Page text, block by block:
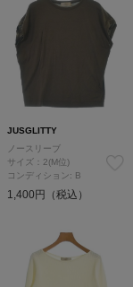
JUSGLITTY
ノースリーブ
サイズ：2(M位)
コンディション: B
1,400円（税込）